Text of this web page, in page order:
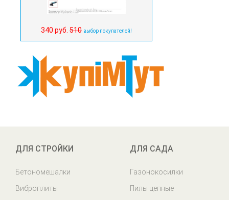
340 руб. 510 выбор покупателей!
ДЛЯ СТРОЙКИ
Бетономешалки
Виброплиты
ДЛЯ САДА
Газонокосилки
Пилы цепные